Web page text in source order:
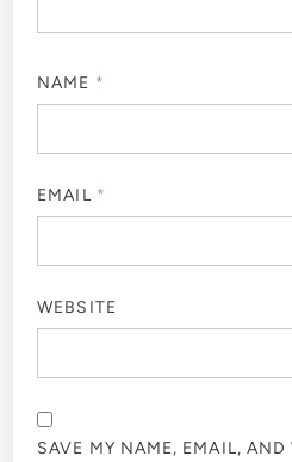
NAME *
EMAIL *
WEBSITE
SAVE MY NAME, EMAIL,